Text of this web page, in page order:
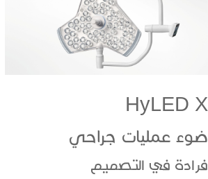
HyLED X
ضوء عمليات جراحي
فرادة في التصميم